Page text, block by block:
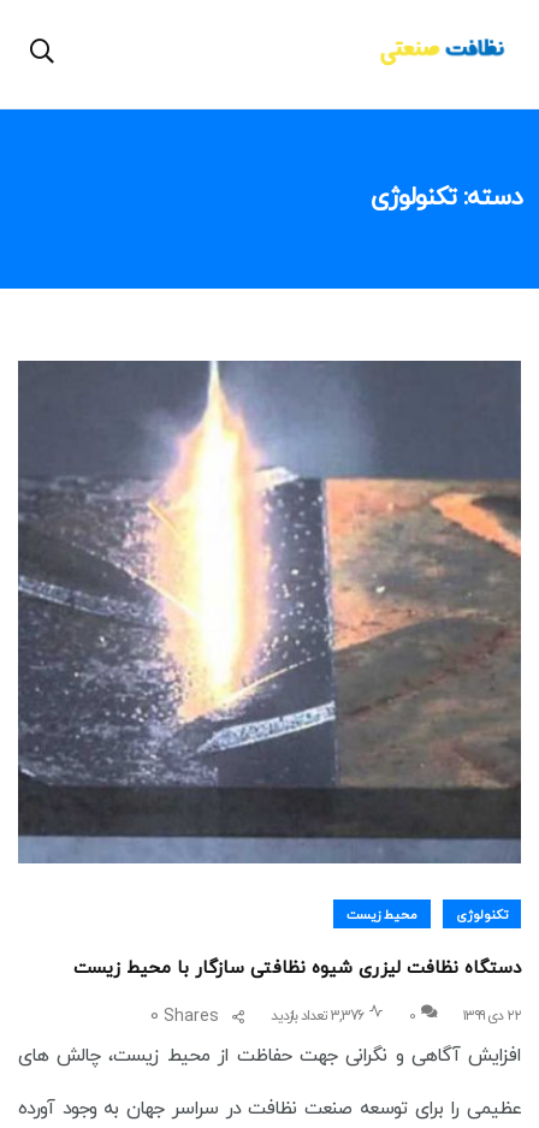
دسته:تکنولوژی
تکنولوژی محیط زیست
دستگاه نظافت لیزری شیوه نظافتی سازگار با محیط زیست
۲۲ دی ۱۳۹۹ 0 3,376 تعداد بازدید Shares
0
افزایش آگاهی و نگرانی جهت حفاظت از محیط زیست، چالش های
عظیمی را برای توسعه صنعت نظافت در سراسر جهان به وجود آورده